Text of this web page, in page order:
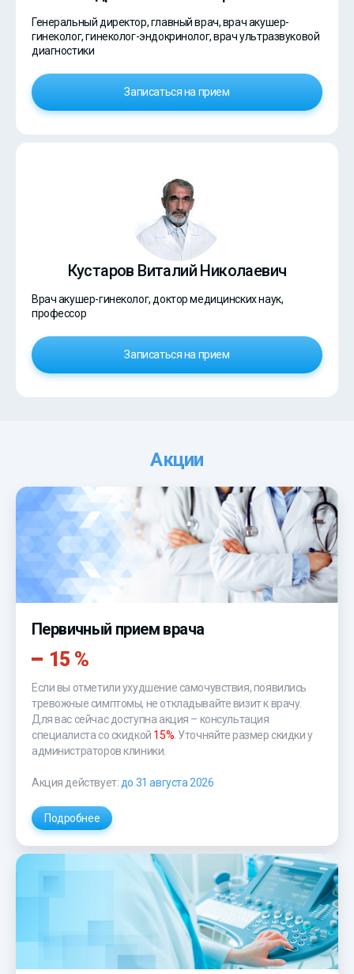
Генеральный директор, главный врач, врач акушер-
гинеколог, гинеколог-эндокринолог, врач ультразвуковой
диагностики
Записаться на прием
Кустаров Виталий Николаевич
Врач акушер-гинеколог, доктор медицинских наук,
профессор
Записаться на прием
Акции
Первичный прием врача
15 %
Если вы отметили ухудшение самочувствия, появились
тревожные симптомы, не откладывайте визит к врачу.
Для вас сейчас доступна акция – консультация
специалиста со скидкой 15% . Уточняйте размер скидки у
администраторов клиники.
Акция действует: до 31 августа 2026
Подробнее